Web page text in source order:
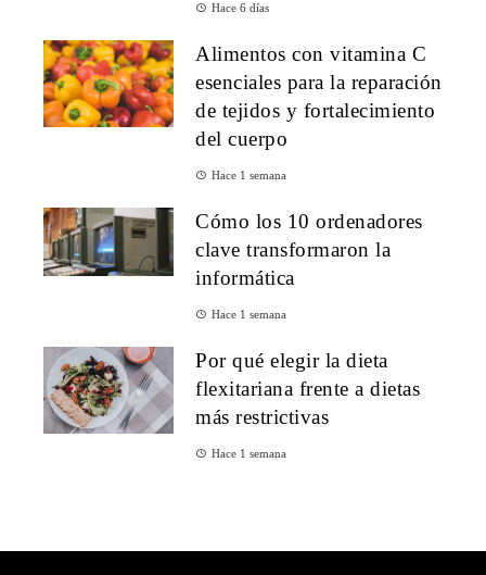
Hace 6 días
Alimentos con vitamina C
esenciales para la reparación
de tejidos y fortalecimiento
del cuerpo
Hace 1 semana
Cómo los 10 ordenadores
clave transformaron la
informática
Hace 1 semana
Por qué elegir la dieta
flexitariana frente a dietas
más restrictivas
Hace 1 semana